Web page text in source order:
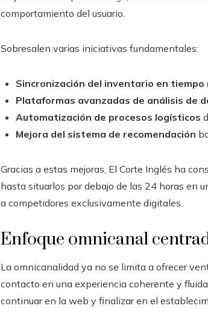
comportamiento del usuario.
Sobresalen varias iniciativas fundamentales:
Sincronización del inventario en tiempo
Plataformas avanzadas de análisis de
Automatización de procesos logísticos
Mejora del sistema de recomendación
Gracias a estas mejoras, El Corte Inglés ha
hasta situarlos por debajo de las 24 horas en
a competidores exclusivamente digitales.
Enfoque omnicanal
La omnicanalidad ya no se limita a ofrecer
contacto en una experiencia coherente y
continuar en la web y finalizar en el